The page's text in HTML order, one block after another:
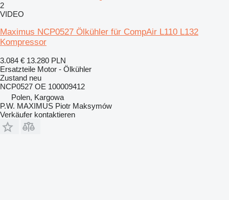
2
VIDEO
Maximus NCP0527 Ölkühler für CompAir L110 L132
Kompressor
3.084 € 13.280 PLN
Ersatzteile Motor - Ölkühler
Zustand neu
NCP0527 OE 100009412
Polen, Kargowa
P.W. MAXIMUS Piotr Maksymów
Verkäufer kontaktieren